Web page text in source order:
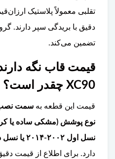
تقلبی معمولاً پلاستیک
دقیق با بریدگی سپر دارند.
تضمین می‌کند.
قیمت قاب نگه
XC90 چقدر است؟
قیمت این قطعه به سمت نصب
نوع پوشش (مشکی ساده یا
نسل اول ۲۰۰۲-۲۰۱۴ یا نسل دوم ۲۰۱۶ به بعد)
دارد. برای اطلاع از قیمت